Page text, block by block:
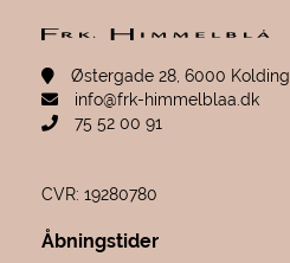
Østergade 28, 6000 Kolding
info@frk-himmelblaa.dk
75 52 00 91
CVR: 19280780
Åbningstider